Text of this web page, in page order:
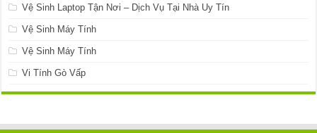
Vệ Sinh Laptop Tận Nơi – Dịch Vụ Tại Nhà Uy Tín
Vệ Sinh Máy Tính
Vệ Sinh Máy Tính
Vi Tính Gò Vấp